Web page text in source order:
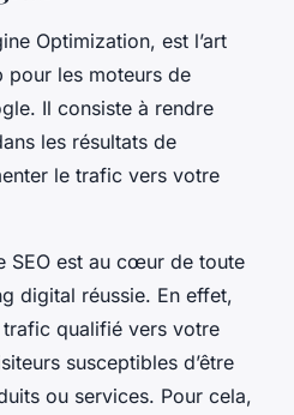
Optimization, est l’art
pour les moteurs de
Il consiste à rendre
les résultats de
le trafic vers votre
SEO est au cœur de toute
digital réussie. En effet,
trafic qualifié vers votre
susceptibles d’être
ou services. Pour cela,